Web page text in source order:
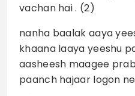
vachan hai . (2)
nanha baalak aaya
khaana laaya yeeshu
aasheesh maagee
paanch hajaar logon